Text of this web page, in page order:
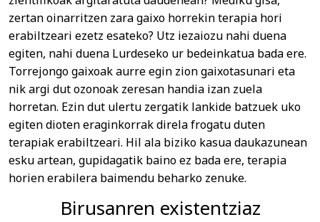
zertan oinarritzen zara gaixo horrekin terapia hori
erabiltzeari ezetz esateko? Utz iezaiozu nahi duena
egiten, nahi duena Lurdeseko ur bedeinkatua bada ere.
Torrejongo gaixoak aurre egin zion gaixotasunari eta
nik argi dut ozonoak zeresan handia izan zuela
horretan. Ezin dut ulertu zergatik lankide batzuek uko
egiten dioten eraginkorrak direla frogatu duten
terapiak erabiltzeari. Hil ala biziko kasua daukazunean
esku artean, gupidagatik baino ez bada ere, terapia
horien erabilera baimendu beharko zenuke.
Birusanren existentziaz